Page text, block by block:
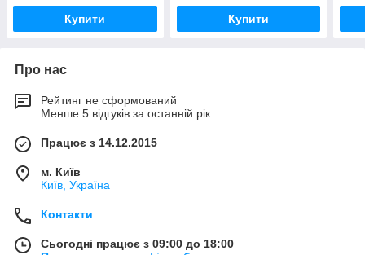
Купити Купити
Про нас
Рейтинг не сформований
Менше 5 відгуків за останній рік
Працює з 14.12.2015
м. Київ
Київ, Україна
Контакти
Сьогодні працює з 09:00 до 18:00